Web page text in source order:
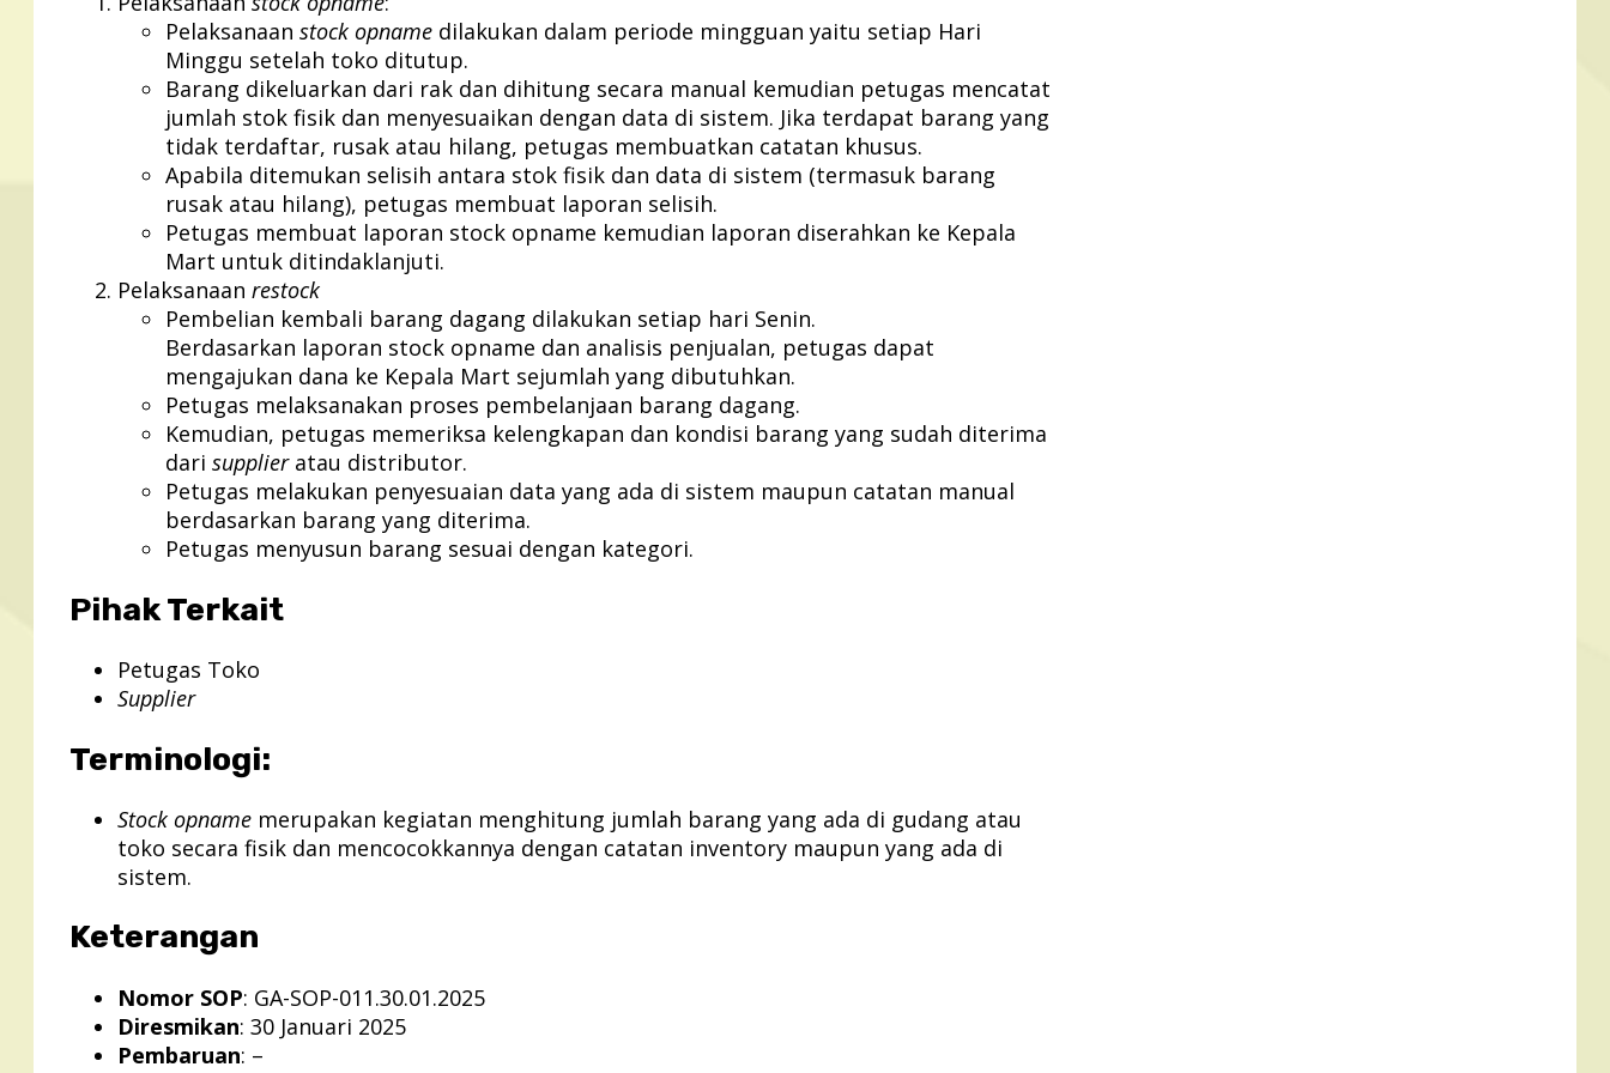
Pelaksanaan stock opname dilakukan dalam periode mingguan yaitu setiap Hari
Minggu setelah toko ditutup.
Barang dikeluarkan dari rak dan dihitung secara manual kemudian petugas mencatat
jumlah stok fisik dan menyesuaikan dengan data di sistem. Jika terdapat barang yang
tidak terdaftar, rusak atau hilang, petugas membuatkan catatan khusus.
Apabila ditemukan selisih antara stok fisik dan data di sistem (termasuk barang
rusak atau hilang), petugas membuat laporan selisih.
Petugas membuat laporan stock opname kemudian laporan diserahkan ke Kepala
Mart untuk ditindaklanjuti.
Pelaksanaan restock
Pembelian kembali barang dagang dilakukan setiap hari Senin.
Berdasarkan laporan stock opname dan analisis penjualan, petugas dapat
mengajukan dana ke Kepala Mart sejumlah yang dibutuhkan.
Petugas melaksanakan proses pembelanjaan barang dagang.
Kemudian, petugas memeriksa kelengkapan dan kondisi barang yang sudah diterima
dari supplieratau distributor.
Petugas melakukan penyesuaian data yang ada di sistem maupun catatan manual
berdasarkan barang yang diterima.
Petugas menyusun barang sesuai dengan kategori.
Pihak Terkait
Petugas Toko
Supplier
Terminologi:
Stock opname merupakan kegiatan menghitung jumlah barang yang ada di gudang atau
toko secara fisik dan mencocokkannya dengan catatan inventory maupun yang ada di
sistem.
Keterangan
Nomor SOP: GA-SOP-011.30.01.2025
Diresmikan: 30 Januari 2025
Pembaruan: –